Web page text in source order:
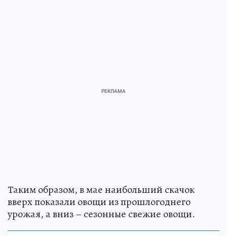
Таким образом, в мае наибольший скачок
вверх показали овощи из прошлогоднего
урожая, а вниз – сезонные свежие овощи.